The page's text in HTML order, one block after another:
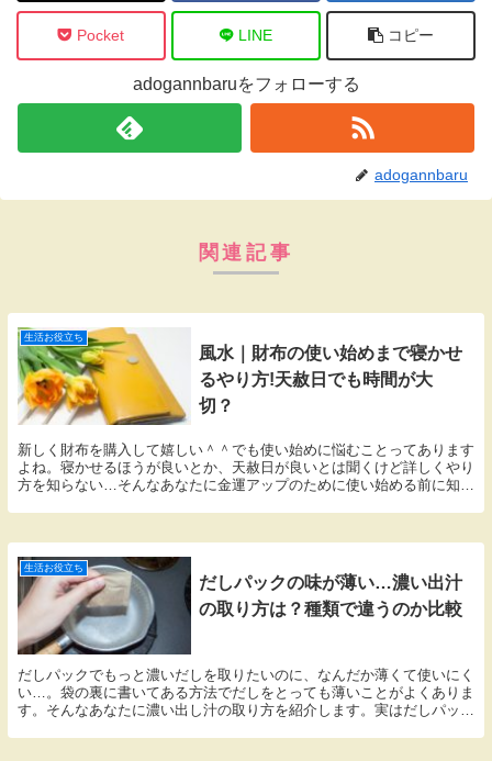
Pocket LINE コピー
adogannbaruをフォローする
adogannbaru
関連記事
生活お役立ち
風水｜財布の使い始めまで寝かせ
るやり方!天赦日でも時間が大
切？
新しく財布を購入して嬉しい＾＾でも使い始めに悩むことってあります
よね。寝かせるほうが良いとか、天赦日が良いとは聞くけど詳しくやり
方を知らない…そんなあなたに金運アップのために使い始める前に知っ
生活お役立ち
だしパックの味が薄い…濃い出汁
の取り方は？種類で違うのか比較
だしパックでもっと濃いだしを取りたいのに、なんだか薄くて使いにく
い…。袋の裏に書いてある方法でだしをとっても薄いことがよくありま
す。そんなあなたに濃い出し汁の取り方を紹介します。実はだしパック